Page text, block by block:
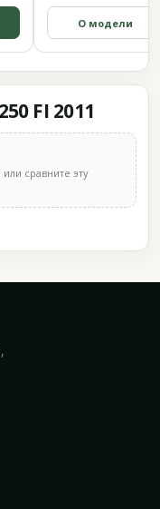
О модели
FI 2011
сравните эту